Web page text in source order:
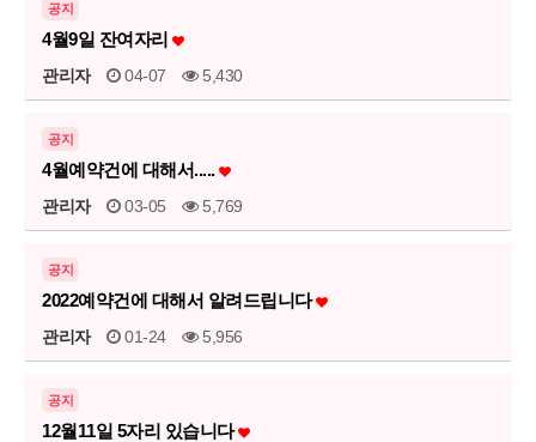
공지
4월9일 잔여자리
관리자 04-07 5,430
공지
4월예약건에 대해서.....
관리자 03-05 5,769
공지
2022예약건에 대해서 알려드립니다
관리자 01-24 5,956
공지
12월11일 5자리 있습니다